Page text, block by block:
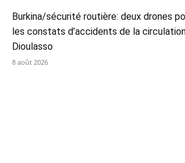
Burkina/sécurité routière: deux drones
les constats d’accidents de la
Dioulasso
8 août 2026